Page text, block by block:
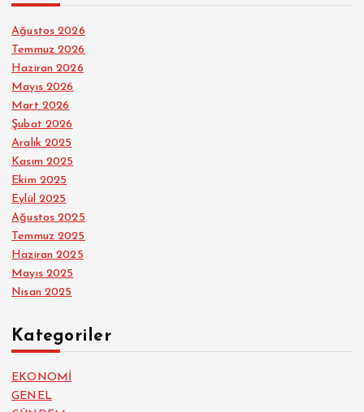
Ağustos 2026
Temmuz 2026
Haziran 2026
Mayıs 2026
Mart 2026
Şubat 2026
Aralık 2025
Kasım 2025
Ekim 2025
Eylül 2025
Ağustos 2025
Temmuz 2025
Haziran 2025
Mayıs 2025
Nisan 2025
Kategoriler
EKONOMİ
GENEL